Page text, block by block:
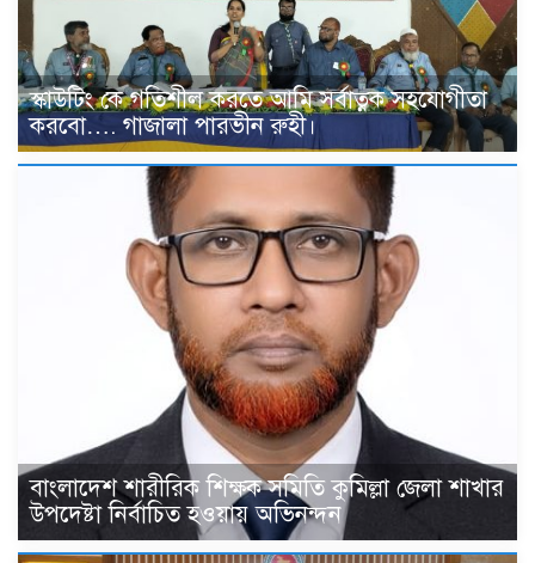
স্কাউটিং কে গতিশীল করতে আমি সর্বাত্নক সহযোগীতা
করবো…. গাজালা পারভীন রুহী।
বাংলাদেশ শারীরিক শিক্ষক সমিতি কুমিল্লা জেলা শাখার
উপদেষ্টা নির্বাচিত হওয়ায় অভিনন্দন